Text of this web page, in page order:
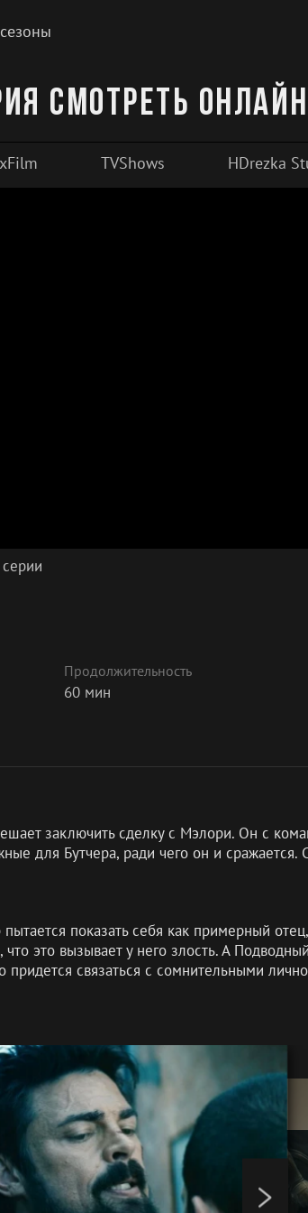
смотреть онлайн
TVShows HDrezka
Продолжительность
60 мин
заключить сделку с Мэлори. Он с
для Бутчера, ради чего он и сражается.
показать себя как примерный
это вызывает у него злость. А
связаться с сомнительными